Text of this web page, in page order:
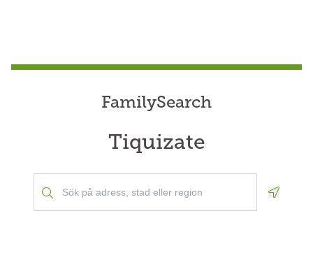
FamilySearch
Tiquizate